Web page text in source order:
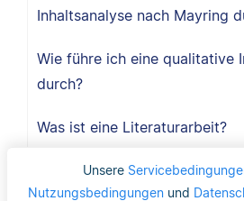
Unsere
Nutzungsbedingungen und
Inhaltsanalyse nach Mayring
Wie führe ich eine qualitative
durch?
Was ist eine Literaturarbeit?
Wie ist eine Literaturarbeit